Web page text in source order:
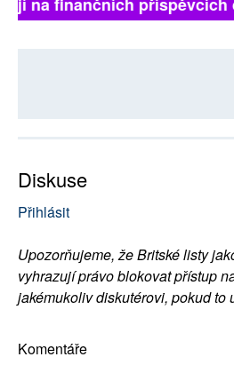
Diskuse
Přihlásit
Upozorňujeme, že Britské listy
vyhrazují právo blokovat přístup
jakémukoliv diskutérovi, pokud to
Komentáře